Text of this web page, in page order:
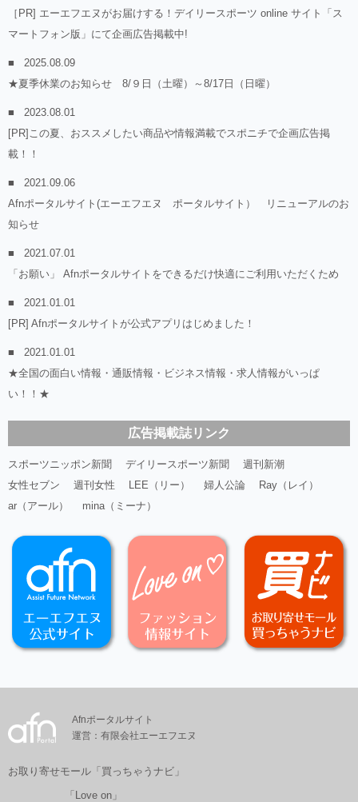
［PR] エーエフエヌがお届けする！デイリースポーツ online サイト「ス
マートフォン版」にて企画広告掲載中!
2025.08.09
★夏季休業のお知らせ 8/９日（土曜）～8/17日（日曜）
2023.08.01
[PR]この夏、おススメしたい商品や情報満載でスポニチで企画広告掲
載！！
2021.09.06
Afnポータルサイト(エーエフエヌ ポータルサイト） リニューアルのお
知らせ
2021.07.01
「お願い」 Afnポータルサイトをできるだけ快適にご利用いただくため
2021.01.01
[PR] Afnポータルサイトが公式アプリはじめました！
2021.01.01
★全国の面白い情報・通販情報・ビジネス情報・求人情報がいっぱ
い！！★
広告掲載誌リンク
スポーツニッポン新聞 デイリースポーツ新聞
週刊新潮
女性セブン
週刊女性 LEE（リー） 婦人公論
Ray（レイ）
ar（アール）
mina（ミーナ）
Afnポータルサイト
運営：有限会社エーエフエヌ
お取り寄せモール「買っちゃうナビ」
「Love on」